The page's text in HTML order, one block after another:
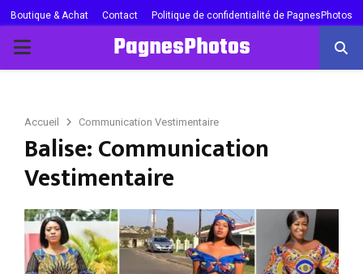
Boutique & Achat Contact Politique de confidentialité de PagnesPhotos
PRIMARY
PagnesPhotos
Accueil Communication Vestimentaire
Balise: Communication
Vestimentaire